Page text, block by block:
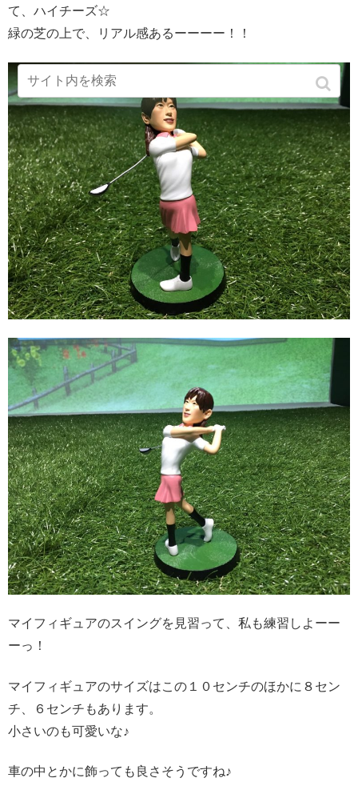
て、ハイチーズ☆
緑の芝の上で、リアル感あるーーーー！！
マイフィギュアのスイングを見習って、私も練習しよーー
ーっ！
マイフィギュアのサイズはこの１０センチのほかに８セン
チ、６センチもあります。
小さいのも可愛いな♪
車の中とかに飾っても良さそうですね♪